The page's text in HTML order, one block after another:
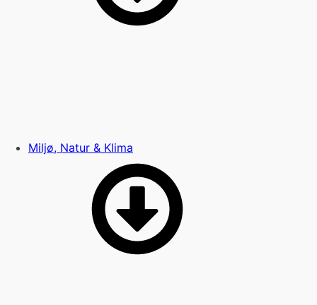
Miljø, Natur & Klima